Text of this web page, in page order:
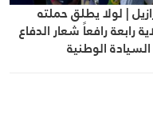
| لولا يطلق حملته
رابعة رافعاً شعار الدفاع
الوطنية